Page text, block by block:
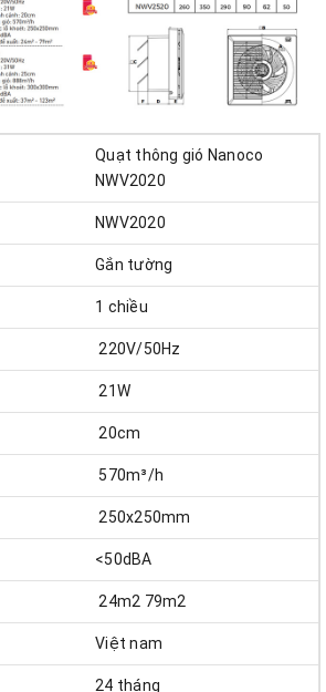
Quạt thông gió Nanoco
NWV2020
NWV2020
Gắn tường
1 chiều
220V/50Hz
21W
20cm
570m³/h
250x250mm
<50dBA
24m2 79m2
Việt nam
24 tháng